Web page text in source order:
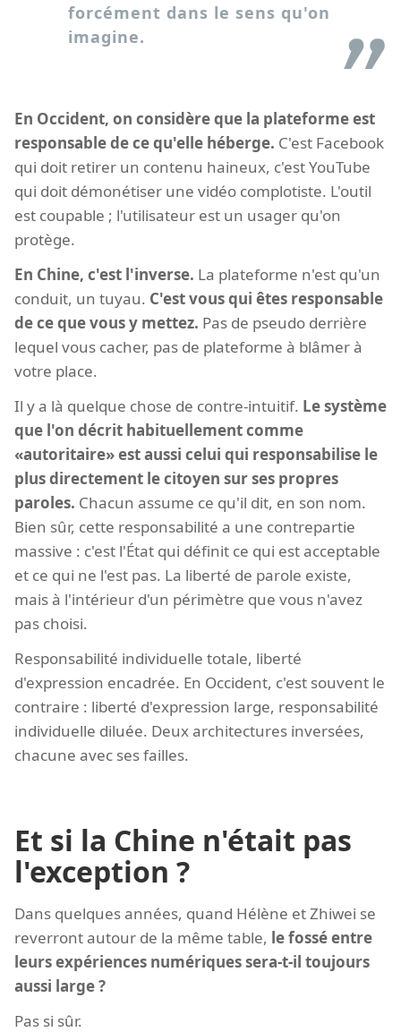
forcément dans le sens qu'on
imagine.
En Occident, on considère que la plateforme est
responsable de ce qu'elle héberge. C'est Facebook
qui doit retirer un contenu haineux, c'est YouTube
qui doit démonétiser une vidéo complotiste. L'outil
est coupable ; l'utilisateur est un usager qu'on
protège.
En Chine, c'est l'inverse. La plateforme n'est qu'un
conduit, un tuyau. C'est vous qui êtes responsable
de ce que vous y mettez. Pas de pseudo derrière
lequel vous cacher, pas de plateforme à blâmer à
votre place.
Il y a là quelque chose de contre-intuitif. Le système
que l'on décrit habituellement comme
«autoritaire» est aussi celui qui responsabilise le
plus directement le citoyen sur ses propres
paroles. Chacun assume ce qu'il dit, en son nom.
Bien sûr, cette responsabilité a une contrepartie
massive : c'est l'État qui définit ce qui est acceptable
et ce qui ne l'est pas. La liberté de parole existe,
mais à l'intérieur d'un périmètre que vous n'avez
pas choisi.
Responsabilité individuelle totale, liberté
d'expression encadrée. En Occident, c'est souvent le
contraire : liberté d'expression large, responsabilité
individuelle diluée. Deux architectures inversées,
chacune avec ses failles.
Et si la Chine n'était pas
l'exception ?
Dans quelques années, quand Hélène et Zhiwei se
reverront autour de la même table, le fossé entre
leurs expériences numériques sera-t-il toujours
aussi large ?
Pas si sûr.